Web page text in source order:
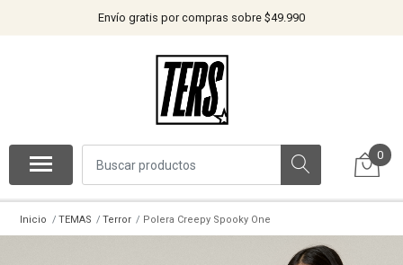
Envío gratis por compras sobre $49.990
0
Inicio TEMAS Terror Polera Creepy Spooky One